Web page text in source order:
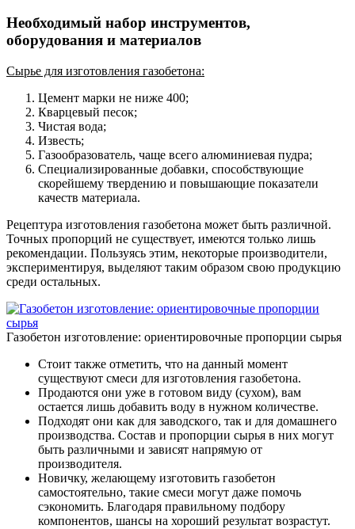
Необходимый набор инструментов,
оборудования и материалов
Сырье для изготовления газобетона:
Цемент марки не ниже 400;
Кварцевый песок;
Чистая вода;
Известь;
Газообразователь, чаще всего алюминиевая пудра;
Специализированные добавки, способствующие
скорейшему твердению и повышающие показатели
качеств материала.
Рецептура изготовления газобетона может быть различной.
Точных пропорций не существует, имеются только лишь
рекомендации. Пользуясь этим, некоторые производители,
экспериментируя, выделяют таким образом свою продукцию
среди остальных.
Газобетон изготовление: ориентировочные пропорции сырья
Стоит также отметить, что на данный момент
существуют смеси для изготовления газобетона.
Продаются они уже в готовом виду (сухом), вам
остается лишь добавить воду в нужном количестве.
Подходят они как для заводского, так и для домашнего
производства. Состав и пропорции сырья в них могут
быть различными и зависят напрямую от
производителя.
Новичку, желающему изготовить газобетон
самостоятельно, такие смеси могут даже помочь
сэкономить. Благодаря правильному подбору
компонентов, шансы на хороший результат возрастут.